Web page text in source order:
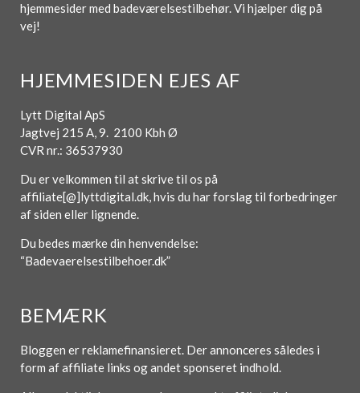
hjemmesider med badeværelsestilbehør. Vi hjælper dig på
vej!
HJEMMESIDEN EJES AF
Lytt Digital ApS
Jagtvej 215 A, 9. 2100 Kbh Ø
CVR nr.: 36537930
Du er velkommen til at skrive til os på
affiliate[@]lyttdigital.dk, hvis du har forslag til forbedringer
af siden eller lignende.
Du bedes mærke din henvendelse:
“Badevaerelsestilbehoer.dk”
BEMÆRK
Bloggen er reklamefinansieret. Der annonceres således i
form af affiliate links og andet sponseret indhold.